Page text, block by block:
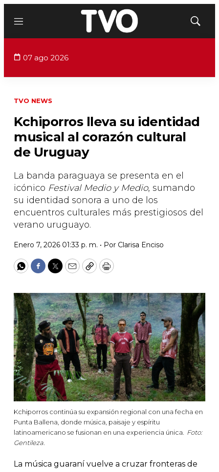
Menú
Mostrar
07 ago 2026
TVO NEWS
Kchiporros lleva su identidad
musical al corazón cultural
de Uruguay
La banda paraguaya se presenta en el
icónico Festival Medio y Medio, sumando
su identidad sonora a uno de los
encuentros culturales más prestigiosos del
verano uruguayo.
Enero 7, 2026 01:33 p. m. • Por Clarisa Enciso
WhatsApp
Facebook
Twitter
EmailCopyPrint
Kchiporros continúa su expansión regional con una fecha en
Punta Ballena, donde música, paisaje y espíritu
latinoamericano se fusionan en una experiencia única.
Foto:
Gentileza.
La música guaraní vuelve a cruzar fronteras de